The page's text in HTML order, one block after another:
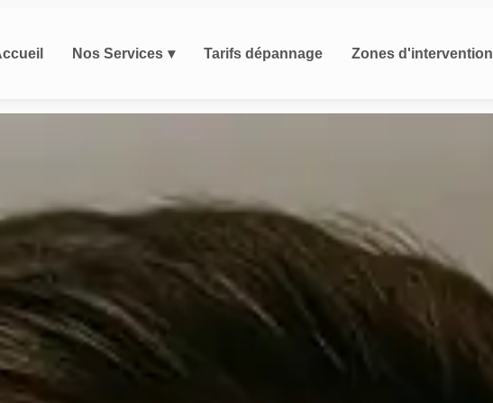
Nos Services Tarifs dépannage Zones d'intervention